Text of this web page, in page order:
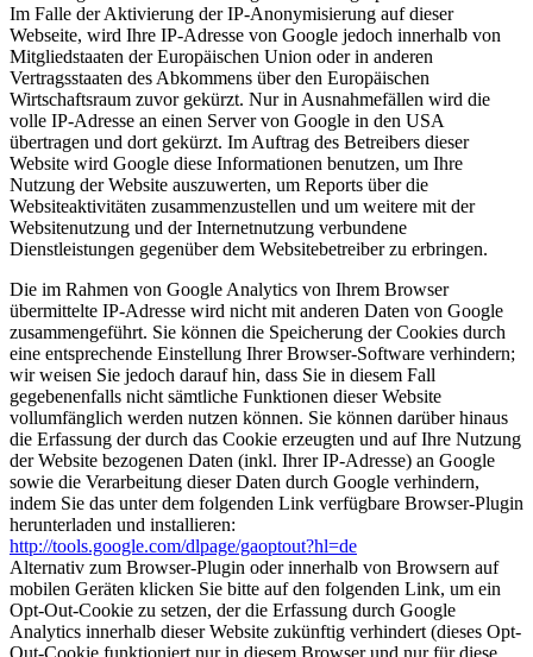
Im Falle der Aktivierung der IP-Anonymisierung auf dieser
Webseite, wird Ihre IP-Adresse von Google jedoch innerhalb von
Mitgliedstaaten der Europäischen Union oder in anderen
Vertragsstaaten des Abkommens über den Europäischen
Wirtschaftsraum zuvor gekürzt. Nur in Ausnahmefällen wird die
volle IP-Adresse an einen Server von Google in den USA
übertragen und dort gekürzt. Im Auftrag des Betreibers dieser
Website wird Google diese Informationen benutzen, um Ihre
Nutzung der Website auszuwerten, um Reports über die
Websiteaktivitäten zusammenzustellen und um weitere mit der
Websitenutzung und der Internetnutzung verbundene
Dienstleistungen gegenüber dem Websitebetreiber zu erbringen.
Die im Rahmen von Google Analytics von Ihrem Browser
übermittelte IP-Adresse wird nicht mit anderen Daten von Google
zusammengeführt. Sie können die Speicherung der Cookies durch
eine entsprechende Einstellung Ihrer Browser-Software verhindern;
wir weisen Sie jedoch darauf hin, dass Sie in diesem Fall
gegebenenfalls nicht sämtliche Funktionen dieser Website
vollumfänglich werden nutzen können. Sie können darüber hinaus
die Erfassung der durch das Cookie erzeugten und auf Ihre Nutzung
der Website bezogenen Daten (inkl. Ihrer IP-Adresse) an Google
sowie die Verarbeitung dieser Daten durch Google verhindern,
indem Sie das unter dem folgenden Link verfügbare Browser-Plugin
herunterladen und installieren:
http://tools.google.com/dlpage/gaoptout?hl=de
Alternativ zum Browser-Plugin oder innerhalb von Browsern auf
mobilen Geräten klicken Sie bitte auf den folgenden Link, um ein
Opt-Out-Cookie zu setzen, der die Erfassung durch Google
Analytics innerhalb dieser Website zukünftig verhindert (dieses Opt-
Out-Cookie funktioniert nur in diesem Browser und nur für diese